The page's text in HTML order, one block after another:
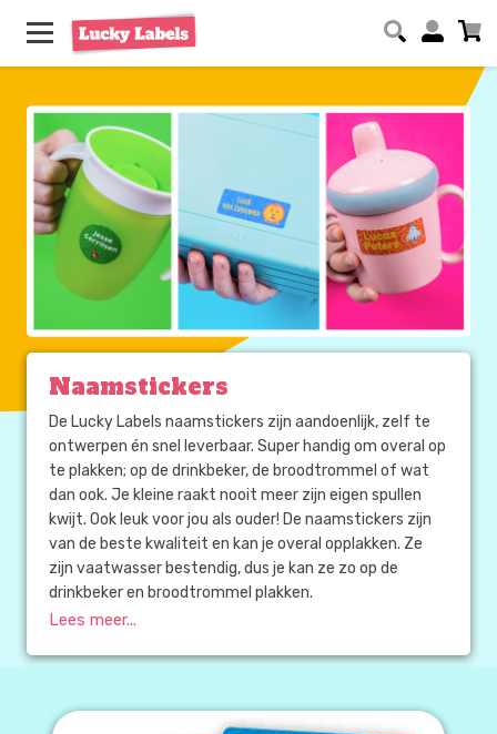
Naamstickers
De Lucky Labels naamstickers zijn aandoenlijk, zelf te
ontwerpen én snel leverbaar. Super handig om overal op
te plakken; op de drinkbeker, de broodtrommel of wat
dan ook. Je kleine raakt nooit meer zijn eigen spullen
kwijt. Ook leuk voor jou als ouder! De naamstickers zijn
van de beste kwaliteit en kan je overal opplakken. Ze
zijn vaatwasser bestendig, dus je kan ze zo op de
drinkbeker en broodtrommel plakken.
Lees meer...